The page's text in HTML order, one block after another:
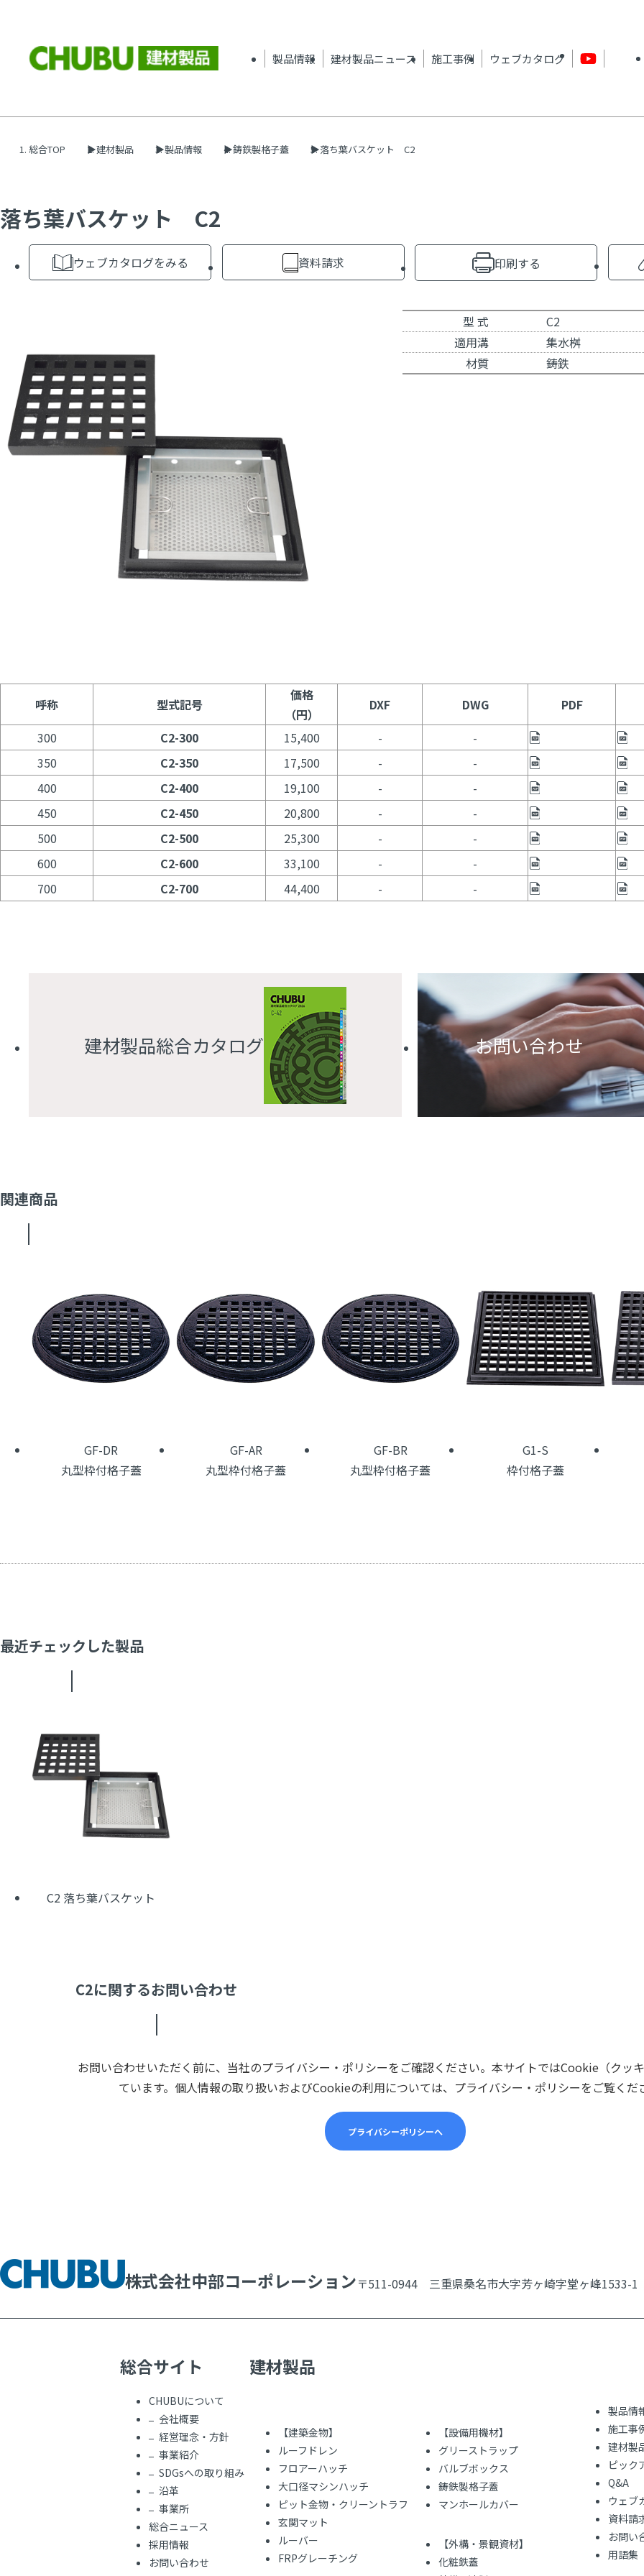
製品情報 建材製品ニュース 施工事例 ウェブカタログ
総合TOP 建材製品 製品情報 鋳鉄製格子蓋 落ち葉バスケット C2
落ち葉バスケット C2
ウェブカタログをみる 資料請求 印刷する
型 式
C2
適用溝
集水桝
材質
鋳鉄
呼称 型式記号
価格
（円）
DXF DWG
PDF
300
C2-300 15,400 -
-
350
C2-350 17,500 -
-
400
C2-400 19,100 -
-
450
C2-450 20,800 -
-
500
C2-500 25,300 -
-
600
C2-600 33,100 -
-
700
C2-700 44,400 - -
建材製品総合カタログ お問い合わせ
関連商品
GF-DR
丸型枠付格子蓋
GF-AR
丸型枠付格子蓋
GF-BR
丸型枠付格子蓋
G1-S
枠付格子蓋
最近チェックした製品
C2 落ち葉バスケット
C2に関するお問い合わせ
お問い合わせいただく前に、当社のプライバシー・ポリシーをご確認ください。本サイトではCookie（クッ
ています。個人情報の取り扱いおよびCookieの利用については、プライバシー・ポリシーをご覧くだ
プライバシーポリシーへ
株式会社中部コーポレーション〒511-0944 三重県桑名市大字芳ヶ崎字堂ヶ峰1533-1
総合サイト
CHUBUについて
会社概要
経営理念・方針
事業紹介
SDGsへの取り組み
沿革
事業所
総合ニュース
採用情報
お問い合わせ
建材製品
【建築金物】
ルーフドレン
フロアーハッチ
大口径マシンハッチ
ピット金物・クリーントラフ
玄関マット
ルーバー
FRPグレーチング
【設備用機材】
グリーストラップ
バルブボックス
鋳鉄製格子蓋
マンホールカバー
【外構・景観資材】
化粧鉄蓋
製品情
施工事
建材製
ピック
Q&A
ウェブ
資料請
お問い
用語集